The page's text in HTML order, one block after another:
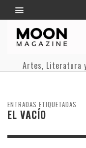
Artes, Literatura
ENTRADAS ETIQUETADAS
EL VACÍO